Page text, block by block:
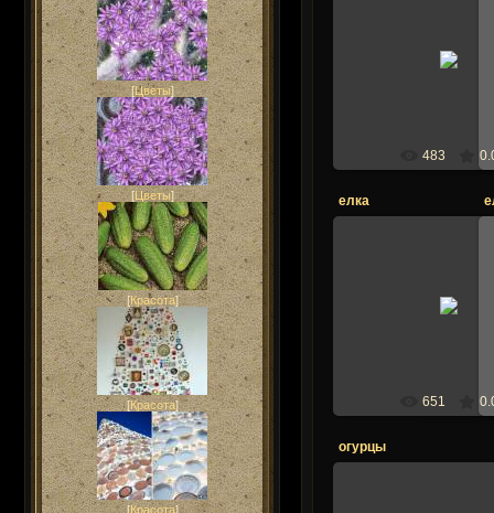
[Цветы]
[Цветы]
[Красота]
[Красота]
[Красота]
483
елка
651
огурцы